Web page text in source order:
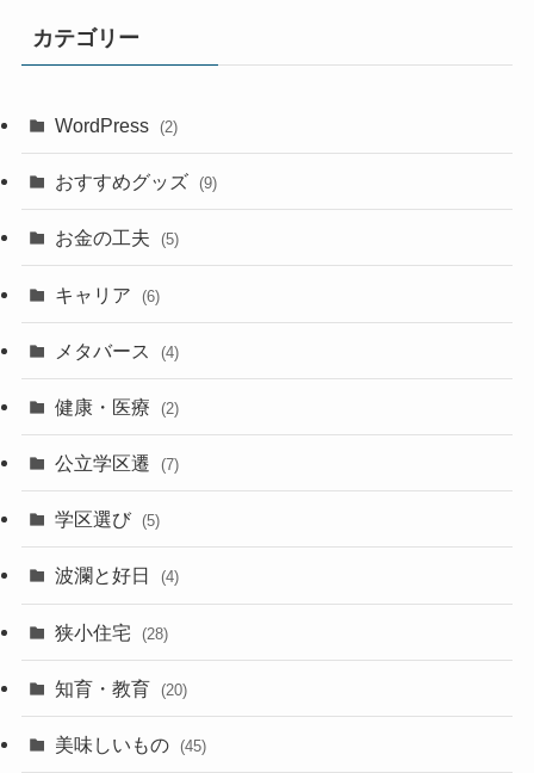
カテゴリー
WordPress (2)
おすすめグッズ (9)
お金の工夫 (5)
キャリア (6)
メタバース (4)
健康・医療 (2)
公立学区遷 (7)
学区選び (5)
波瀾と好日 (4)
狭小住宅 (28)
知育・教育 (20)
美味しいもの (45)